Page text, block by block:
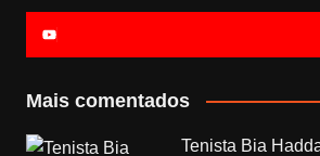
Mais comentados
Tenista Bia